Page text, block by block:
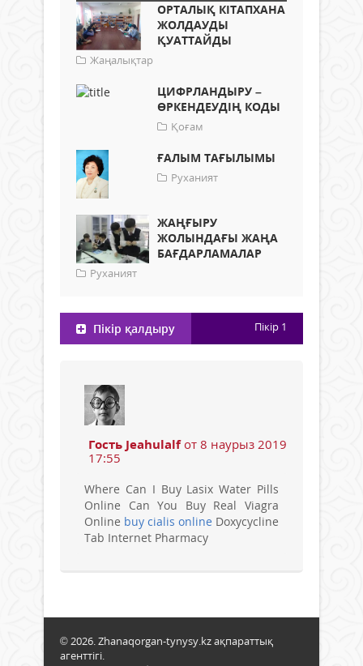
ОРТАЛЫҚ КІТАПХАНА
ЖОЛДАУДЫ
ҚУАТТАЙДЫ
Жаңалықтар
ЦИФРЛАНДЫРУ –
ӨРКЕНДЕУДІҢ КОДЫ
Қоғам
ҒАЛЫМ ТАҒЫЛЫМЫ
Руханият
ЖАҢҒЫРУ
ЖОЛЫНДАҒЫ ЖАҢА
БАҒДАРЛАМАЛАР
Руханият
Пікір қалдыру Пікір 1
Гость Jeahulalfот 8 наурыз 2019
17:55
Where Can I Buy Lasix Water Pills
Online Can You Buy Real Viagra
Online buy cialis online Doxycycline
Tab Internet Pharmacy
© 2026. Zhanaqorgan-tynysy.kz ақпараттық
агенттігі.